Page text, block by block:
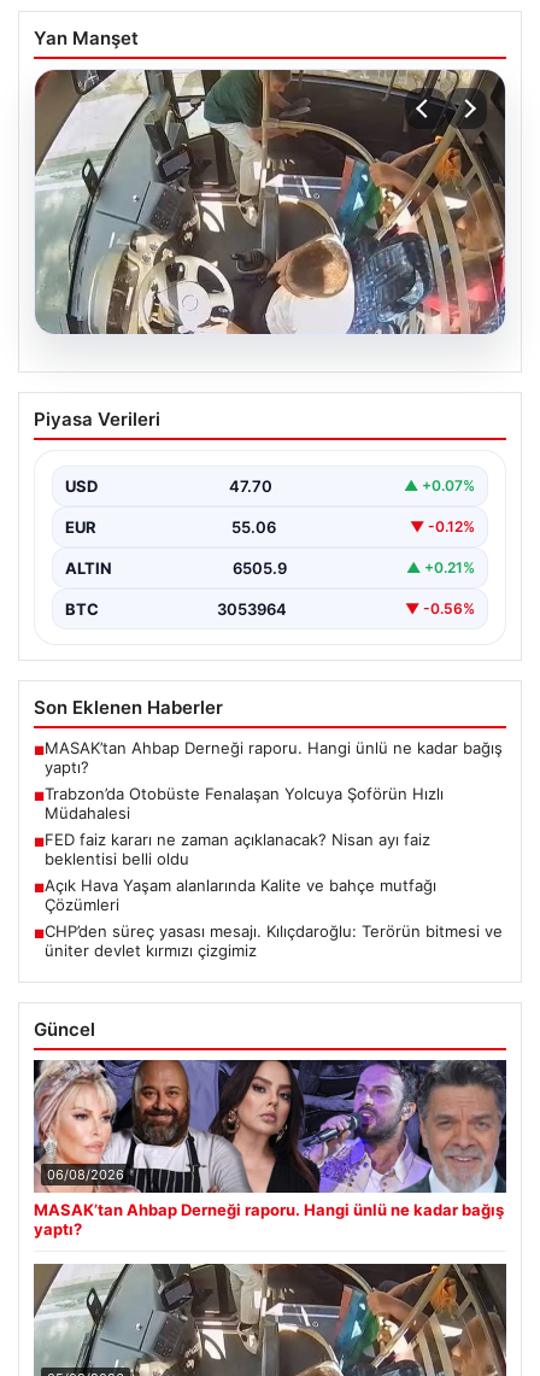
Yan Manşet
Trabzon’da Otobüste Fenalaşan
Yolcuya Şoförün Hızlı Müdahalesi
yaşındaki yolcu Hasan Öner’in hayatı, şoför Sinan
Erdoğan’ın…
Piyasa Verileri
USD 47.70 ▲ +0.07%
EUR 55.06 ▼ -0.12%
ALTIN 6505.9 ▲ +0.21%
BTC 3053964 ▼ -0.56%
Son Eklenen Haberler
■MASAK’tan Ahbap Derneği raporu. Hangi ünlü ne kadar bağış
yaptı?
■Trabzon’da Otobüste Fenalaşan Yolcuya Şoförün Hızlı
Müdahalesi
■FED faiz kararı ne zaman açıklanacak? Nisan ayı faiz
beklentisi belli oldu
■Açık Hava Yaşam alanlarında Kalite ve bahçe mutfağı
Çözümleri
■CHP’den süreç yasası mesajı. Kılıçdaroğlu: Terörün bitmesi ve
üniter devlet kırmızı çizgimiz
Güncel
06/08/2026
MASAK’tan Ahbap Derneği raporu. Hangi ünlü ne kadar bağış
yaptı?